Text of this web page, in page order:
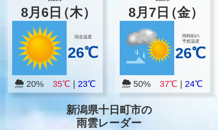
8月 6 日（木）
現在温度
26℃
20% 35℃ 23℃
8月 7 日（金）
同時刻の
予想温度
26℃
50%37℃ |24℃
新潟県十日町市の
雨雲レーダー